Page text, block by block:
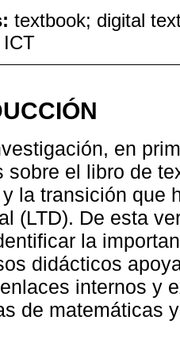
textbook; digital
ICT
en
sobre el libro de
la transición que
(LTD). De esta
la
didácticos
internos y
de matemáticas